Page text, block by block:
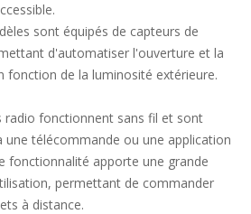
sont équipés de capteurs de
d'automatiser l'ouverture et la
fonction de la luminosité extérieure.
radio fonctionnent sans fil et sont
une télécommande ou une application
fonctionnalité apporte une grande
permettant de commander
à distance.